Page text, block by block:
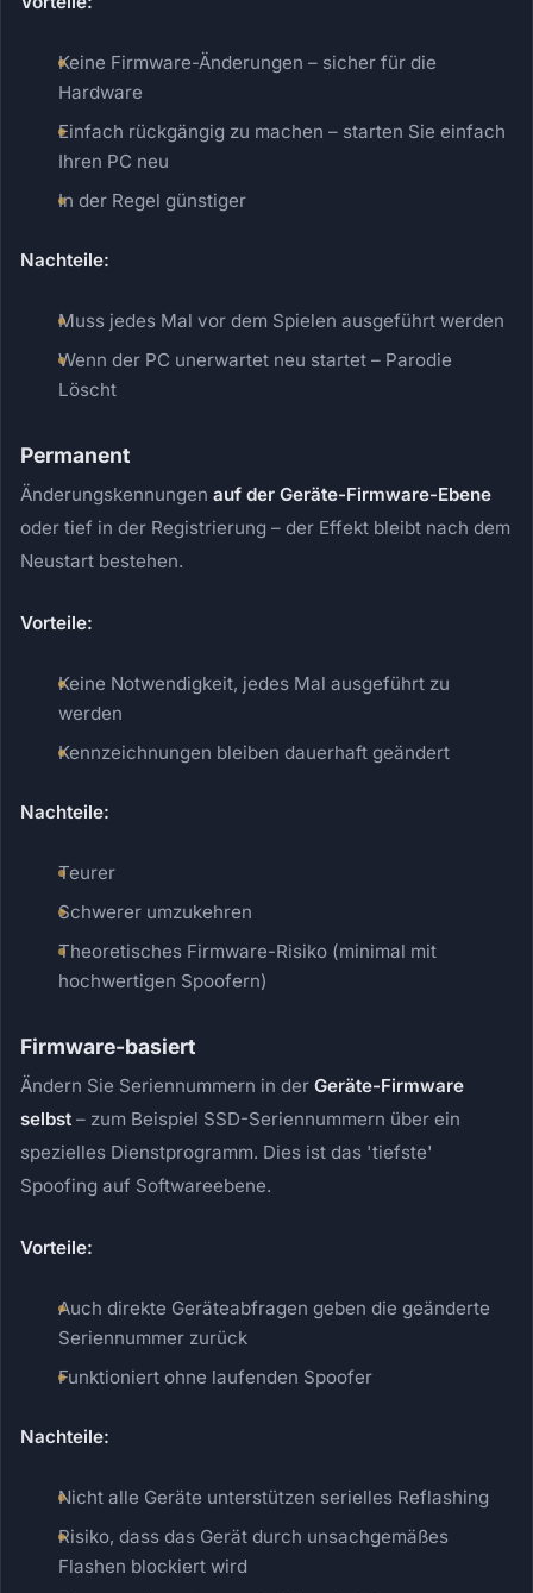
Keine Firmware-Änderungen – sicher für die
Hardware
Einfach rückgängig zu machen – starten Sie einfach
Ihren PC neu
In der Regel günstiger
Nachteile:
Muss jedes Mal vor dem Spielen ausgeführt werden
Wenn der PC unerwartet neu startet – Parodie
Löscht
Permanent
Änderungskennungen auf der Geräte-Firmware-Ebene
oder tief in der Registrierung – der Effekt bleibt nach dem
Neustart bestehen.
Vorteile:
Keine Notwendigkeit, jedes Mal ausgeführt zu
werden
Kennzeichnungen bleiben dauerhaft geändert
Nachteile:
Teurer
Schwerer umzukehren
Theoretisches Firmware-Risiko (minimal mit
hochwertigen Spoofern)
Firmware-basiert
Ändern Sie Seriennummern in der Geräte-Firmware
selbst – zum Beispiel SSD-Seriennummern über ein
spezielles Dienstprogramm. Dies ist das 'tiefste'
Spoofing auf Softwareebene.
Vorteile:
Auch direkte Geräteabfragen geben die geänderte
Seriennummer zurück
Funktioniert ohne laufenden Spoofer
Nachteile:
Nicht alle Geräte unterstützen serielles Reflashing
Risiko, dass das Gerät durch unsachgemäßes
Flashen blockiert wird